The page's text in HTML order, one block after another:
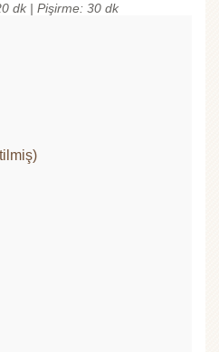
dk | Pişirme: 30 dk